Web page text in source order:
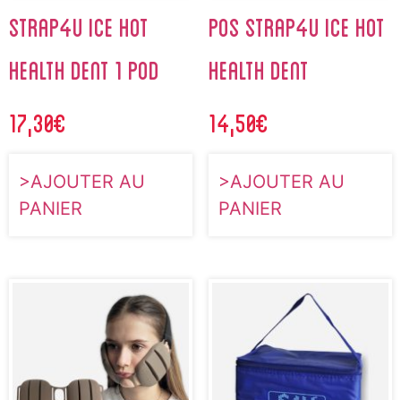
STRAP4U ICE HOT
HEALTH DENT 1 POD
17,30€
AJOUTER AU
PANIER
POS STRAP4U ICE HOT
HEALTH DENT
14,50€
AJOUTER AU
PANIER